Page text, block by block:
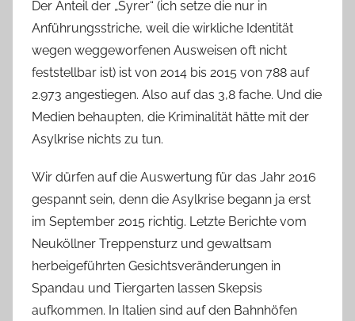
Der Anteil der „Syrer“ (ich setze die nur in
Anführungsstriche, weil die wirkliche Identität
wegen weggeworfenen Ausweisen oft nicht
feststellbar ist) ist von 2014 bis 2015 von 788 auf
2.973 angestiegen. Also auf das 3,8 fache. Und die
Medien behaupten, die Kriminalität hätte mit der
Asylkrise nichts zu tun.
Wir dürfen auf die Auswertung für das Jahr 2016
gespannt sein, denn die Asylkrise begann ja erst
im September 2015 richtig. Letzte Berichte vom
Neuköllner Treppensturz und gewaltsam
herbeigeführten Gesichtsveränderungen in
Spandau und Tiergarten lassen Skepsis
aufkommen. In Italien sind auf den Bahnhöfen